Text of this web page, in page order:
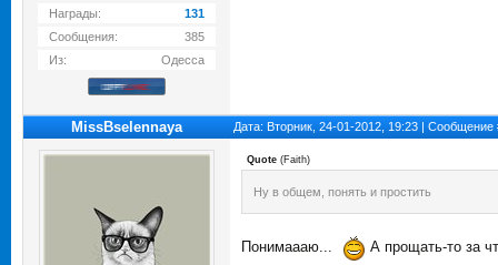
Награды:
131
Сообщения:
385
Из:
Одесса
MissBselennaya Дата: Вторник, 24-01-2012, 19:23 |
Quote (Faith)
Ну в общем, понять и простить
Понимаааю...
А прощать-то за